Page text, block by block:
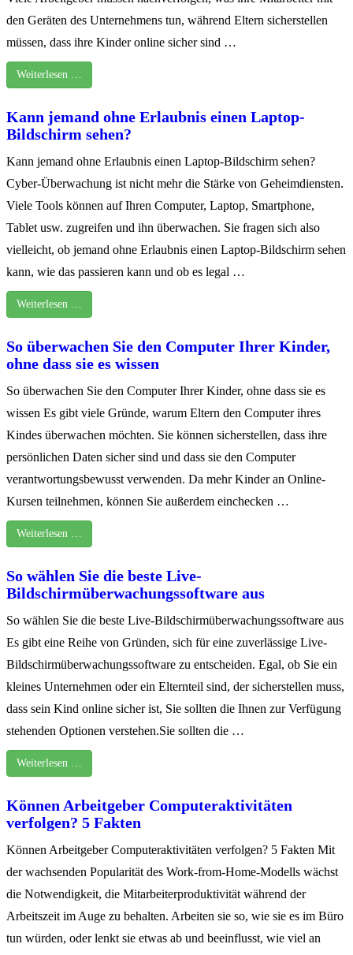
den Geräten des Unternehmens tun, während Eltern sicherstellen
müssen, dass ihre Kinder online sicher sind …
Weiterlesen …
Kann jemand ohne Erlaubnis einen Laptop-
Bildschirm sehen?
Kann jemand ohne Erlaubnis einen Laptop-Bildschirm sehen?
Cyber-Überwachung ist nicht mehr die Stärke von Geheimdiensten.
Viele Tools können auf Ihren Computer, Laptop, Smartphone,
Tablet usw. zugreifen und ihn überwachen. Sie fragen sich also
vielleicht, ob jemand ohne Erlaubnis einen Laptop-Bildschirm sehen
kann, wie das passieren kann und ob es legal …
Weiterlesen …
So überwachen Sie den Computer Ihrer Kinder,
ohne dass sie es wissen
So überwachen Sie den Computer Ihrer Kinder, ohne dass sie es
wissen Es gibt viele Gründe, warum Eltern den Computer ihres
Kindes überwachen möchten. Sie können sicherstellen, dass ihre
persönlichen Daten sicher sind und dass sie den Computer
verantwortungsbewusst verwenden. Da mehr Kinder an Online-
Kursen teilnehmen, können Sie außerdem einchecken …
Weiterlesen …
So wählen Sie die beste Live-
Bildschirmüberwachungssoftware aus
So wählen Sie die beste Live-Bildschirmüberwachungssoftware aus
Es gibt eine Reihe von Gründen, sich für eine zuverlässige Live-
Bildschirmüberwachungssoftware zu entscheiden. Egal, ob Sie ein
kleines Unternehmen oder ein Elternteil sind, der sicherstellen muss,
dass sein Kind online sicher ist, Sie sollten die Ihnen zur Verfügung
stehenden Optionen verstehen.Sie sollten die …
Weiterlesen …
Können Arbeitgeber Computeraktivitäten
verfolgen? 5 Fakten
Können Arbeitgeber Computeraktivitäten verfolgen? 5 Fakten Mit
der wachsenden Popularität des Work-from-Home-Modells wächst
die Notwendigkeit, die Mitarbeiterproduktivität während der
Arbeitszeit im Auge zu behalten. Arbeiten sie so, wie sie es im Büro
tun würden, oder lenkt sie etwas ab und beeinflusst, wie viel an